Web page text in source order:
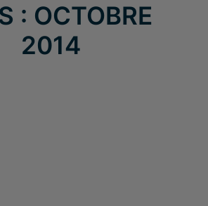
: OCTOBRE
2014